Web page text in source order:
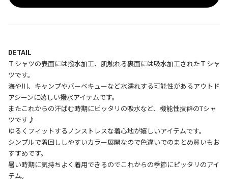
DETAIL
Ｔシャツの表面には撥水加工、肌触れる裏面には吸水加工されたＴシャ
ツです。
海や川、キャンプやバーベキューなど水濡れする可能性があるアウトド
アシーンに嬉しい撥水アイテムです。
またこれからの汗ばむ時期にピッタリの吸水など、機能性抜群のTシャ
ツです♪
ゆるくフィットするノンストレスな着心地が嬉しいアイテムです。
シンプルで着回ししやすいカラー展開なので色違いでのまとめ買いもお
すすめです。
暑い時期に気持ちよく着用できるのでこれからの季節にピッタリのアイ
テム。